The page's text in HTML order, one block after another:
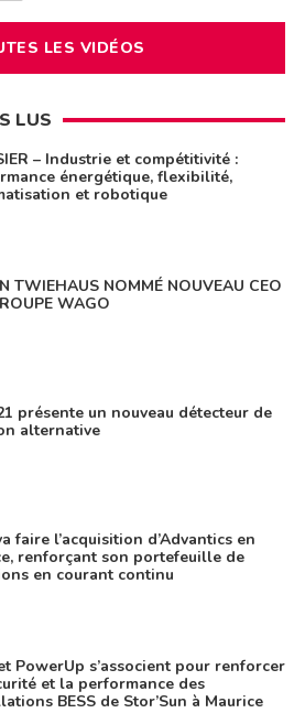
LES VIDÉOS
LUS
– Industrie et compétitivité :
énergétique, flexibilité,
et robotique
TWIEHAUS NOMMÉ NOUVEAU CEO
WAGO
présente un nouveau détecteur de
alternative
faire l’acquisition d’Advantics en
renforçant son portefeuille de
en courant continu
PowerUp s’associent pour renforcer
et la performance des
BESS de Stor’Sun à Maurice